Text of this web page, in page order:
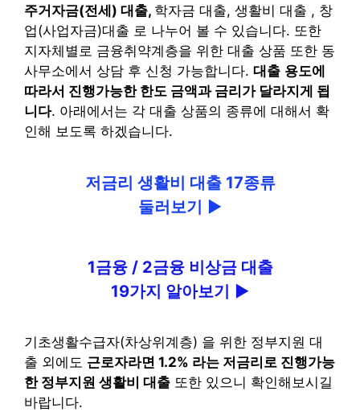
주거자금(전세) 대출, 학자금 대출, 생활비 대출 , 창
업(사업자금)대출 로 나누어 볼 수 있습니다. 또한
지자체별로 금융취약계층을 위한 대출 상품 또한 동
사무소에서 상담 후 신청 가능합니다. 대출 용도에
따라서 진행가능한 한도 금액과 금리가 달라지게 됩
니다. 아래에서는 각 대출 상품의 종류에 대해서 확
인해 보도록 하겠습니다.
저금리 생활비 대출 17종류
둘러보기 ►
1금융 / 2금융 비상금 대출
19가지 알아보기 ►
기초생활수급자(차상위계층) 을 위한 정부지원 대
출 외에도 근로자라면 1.2% 라는 저금리로 진행가능
한 정부지원 생활비 대출 또한 있으니 확인해보시길
바랍니다.